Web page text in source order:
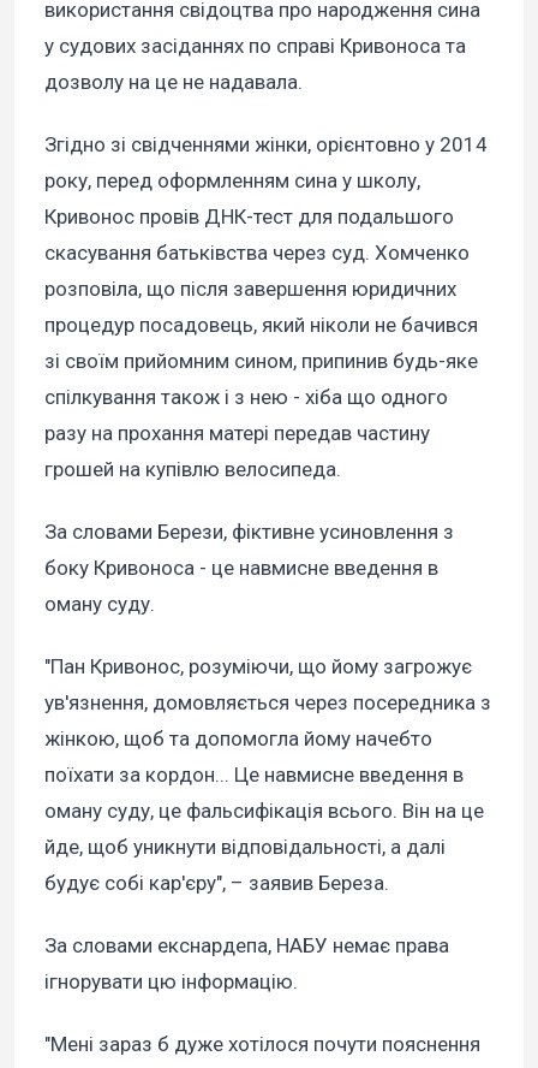
використання свідоцтва про народження сина
у судових засіданнях по справі Кривоноса та
дозволу на це не надавала.
Згідно зі свідченнями жінки, орієнтовно у 2014
року, перед оформленням сина у школу,
Кривонос провів ДНК-тест для подальшого
скасування батьківства через суд. Хомченко
розповіла, що після завершення юридичних
процедур посадовець, який ніколи не бачився
зі своїм прийомним сином, припинив будь-яке
спілкування також і з нею - хіба що одного
разу на прохання матері передав частину
грошей на купівлю велосипеда.
За словами Берези, фіктивне усиновлення з
боку Кривоноса - це навмисне введення в
оману суду.
"Пан Кривонос, розуміючи, що йому загрожує
ув'язнення, домовляється через посередника з
жінкою, щоб та допомогла йому начебто
поїхати за кордон... Це навмисне введення в
оману суду, це фальсифікація всього. Він на це
йде, щоб уникнути відповідальності, а далі
будує собі кар'єру", – заявив Береза.
За словами екснардепа, НАБУ немає права
ігнорувати цю інформацію.
"Мені зараз б дуже хотілося почути пояснення